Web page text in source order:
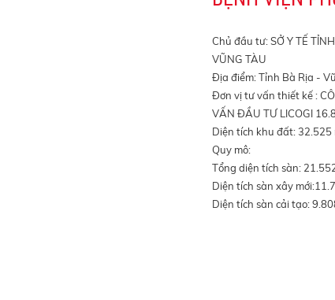
Chủ đầu tư: SỞ Y TẾ
VŨNG TÀU
Địa điểm: Tỉnh Bà Rịa -
Đơn vị tư vấn thiết kế :
VẤN ĐẦU TƯ LICOGI
Diện tích khu đất: 32.525
Quy mô:
Tổng diện tích sàn:
Diện tích sàn xây
Diện tích sàn cải tạo: